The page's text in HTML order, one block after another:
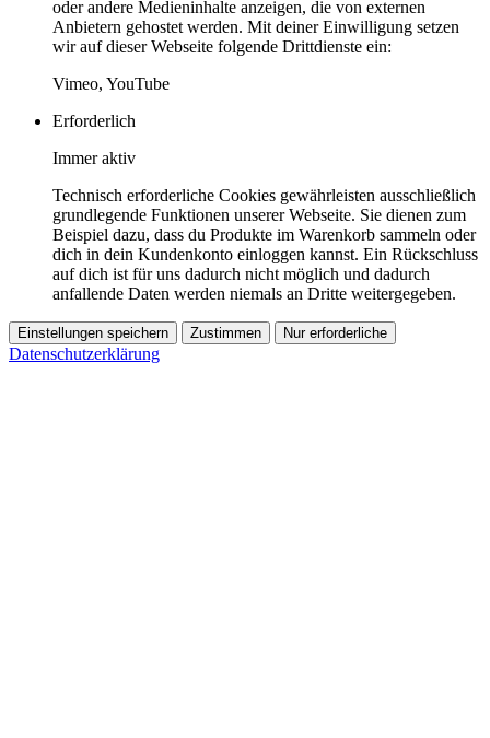
oder andere Medieninhalte anzeigen, die von externen
Anbietern gehostet werden. Mit deiner Einwilligung setzen
wir auf dieser Webseite folgende Drittdienste ein:
Vimeo, YouTube
Erforderlich
Immer aktiv
Technisch erforderliche Cookies gewährleisten ausschließlich
grundlegende Funktionen unserer Webseite. Sie dienen zum
Beispiel dazu, dass du Produkte im Warenkorb sammeln oder
dich in dein Kundenkonto einloggen kannst. Ein Rückschluss
auf dich ist für uns dadurch nicht möglich und dadurch
anfallende Daten werden niemals an Dritte weitergegeben.
Einstellungen speichern Zustimmen Nur erforderliche
Datenschutzerklärung